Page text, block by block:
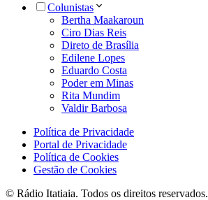
Colunistas
Bertha Maakaroun
Ciro Dias Reis
Direto de Brasília
Edilene Lopes
Eduardo Costa
Poder em Minas
Rita Mundim
Valdir Barbosa
Política de Privacidade
Portal de Privacidade
Política de Cookies
Gestão de Cookies
© Rádio Itatiaia. Todos os direitos reservados.